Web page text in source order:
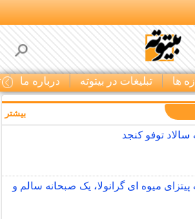
ها تبلیغات در بیتوته درباره ما
سالاد توفو کنجد
پیتزای میوه ای گرانولا، یک صبحانه سالم و
بیشتر